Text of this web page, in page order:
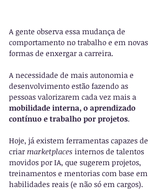
A gente observa essa mudança de
comportamento no trabalho e em novas
formas de enxergar a carreira.
A necessidade de mais autonomia e
desenvolvimento estão fazendo as
pessoas valorizarem cada vez mais a
mobilidade interna, o aprendizado
contínuo e trabalho por projetos.
Hoje, já existem ferramentas capazes de
criar marketplaces internos de talentos
movidos por IA, que sugerem projetos,
treinamentos e mentorias com base em
habilidades reais (e não só em cargos).